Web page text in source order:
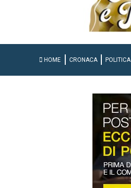
HOME CRONACA POLITICA